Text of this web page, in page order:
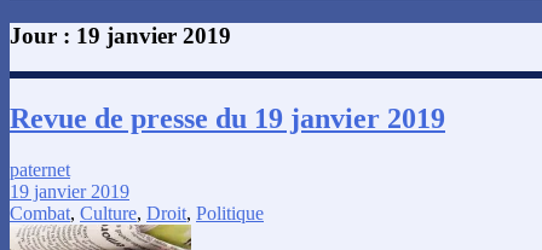
Jour : 19 janvier 2019
Revue de presse du 19 janvier 2019
paternet
19 janvier 2019
Combat, Culture, Droit, Politique